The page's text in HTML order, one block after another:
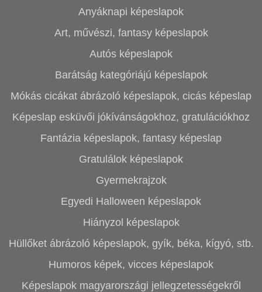
Anyáknapi képeslapok
Art, művészi, fantasy képeslapok
Autós képeslapok
Barátság kategóriájú képeslapok
Mókás cicákat ábrázoló képeslapok, cicás képeslap
Képeslap esküvői jókívánságokhoz, gratulációkhoz
Fantázia képeslapok, fantasy képeslap
Gratulálok képeslapok
Gyermekrajzok
Egyedi Halloween képeslapok
Hiányzol képeslapok
Hüllőket ábrázoló képeslapok, gyík, béka, kígyó, stb.
Humoros képek, vicces képeslapok
Képeslapok magyarországi jellegzetességekről